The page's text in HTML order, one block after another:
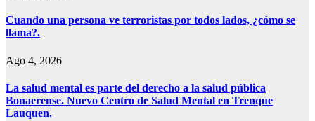
Cuando una persona ve terroristas por todos lados, ¿cómo se
llama?.
Ago 4, 2026
La salud mental es parte del derecho a la salud pública
Bonaerense. Nuevo Centro de Salud Mental en Trenque
Lauquen.